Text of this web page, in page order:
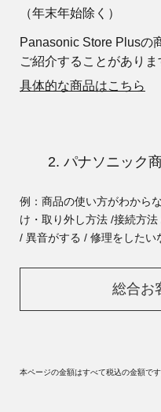
（年末年始除く）
Panasonic Store Plusの
ご紹介することがありま
具体的な商品はこちら
2. パナソニック
例：商品の使い方がわから
け・取り外し方法 /接続方法
/ 異音がする / 修理をしたい
総合お
本ページの金額はすべて税込の金額です